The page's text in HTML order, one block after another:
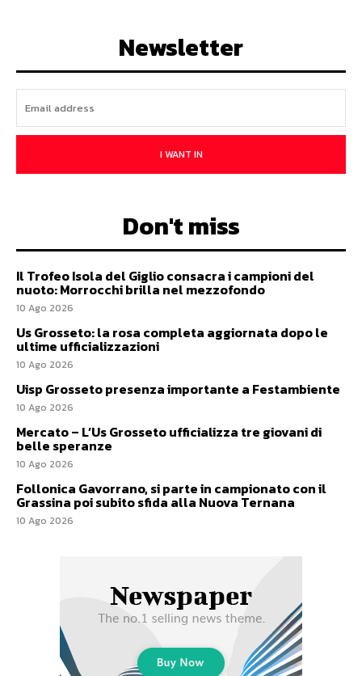
Newsletter
I WANT IN
Don't miss
Il Trofeo Isola del Giglio consacra i campioni del
nuoto: Morrocchi brilla nel mezzofondo
10 Ago 2026
Us Grosseto: la rosa completa aggiornata dopo le
ultime ufficializzazioni
10 Ago 2026
Uisp Grosseto presenza importante a Festambiente
10 Ago 2026
Mercato – L’Us Grosseto ufficializza tre giovani di
belle speranze
10 Ago 2026
Follonica Gavorrano, si parte in campionato con il
Grassina poi subito sfida alla Nuova Ternana
10 Ago 2026